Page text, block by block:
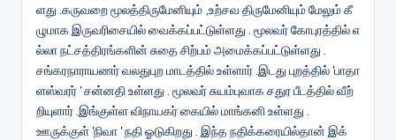
ளது .கருவறை மூலத்திருமேனியும் ,உற்சவ திருமேனியும் மேலும் கீ
ழுமாக இருவரிசையில் வைக்கப்பட்டுள்ளது . மூலவர் கோபுரத்தில் எ
ல்லா நட்சத்திரங்களின் சுதை சிற்பம் அமைக்கப்பட்டுள்ளது .
சங்கரநாராயணர் வலதுபுற மாடத்தில் உள்ளார் .இடது புறத்தில் 'பாதா
ளஸ்வரர் ' சன்னதி உள்ளது . மூலவர் சுயம்புவாக சதுர பீடத்தில் வீற்
றியுளார் .இங்குள்ள விநாயகர் கையில் மாங்கனி உள்ளது .
ஊருக்குள் 'நிவா ' நதி ஓடுகிறது . இந்த நதிக்கரையில்தான் இக்